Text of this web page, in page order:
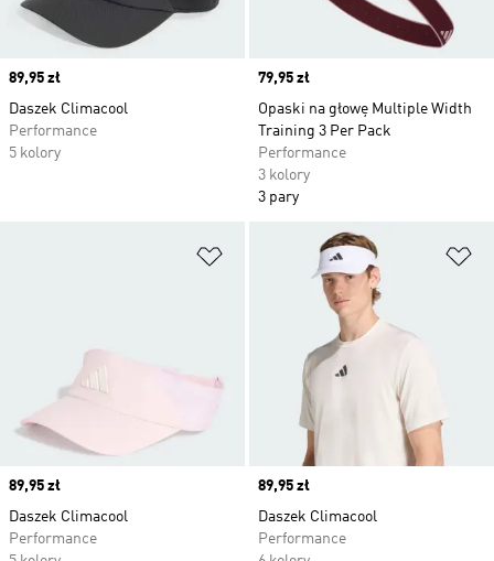
Price
89,95 zł
Daszek Climacool
Performance
5 kolory
Price
79,95 zł
Opaski na głowę Multiple Width
Training 3 Per Pack
Performance
3 kolory
3 pary
Dodaj do listy życzeń
Price
89,95 zł
Daszek Climacool
Performance
Price
89,95 zł
Daszek Climacool
Performance